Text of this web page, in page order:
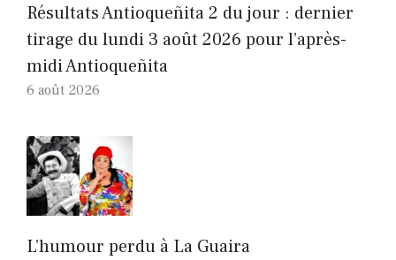
Résultats Antioqueñita 2 du jour : dernier
tirage du lundi 3 août 2026 pour l’après-
midi Antioqueñita
6 août 2026
L’humour perdu à La Guaira